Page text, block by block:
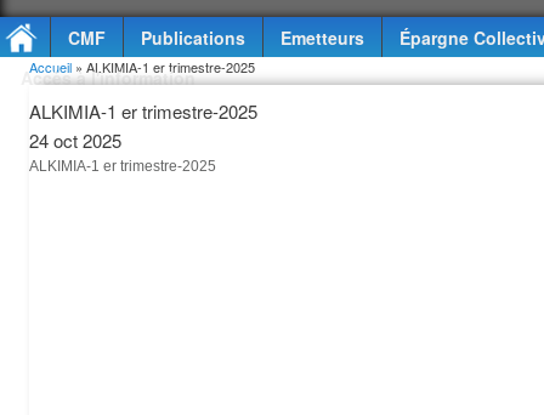
CMF Publications Emetteurs
Épargne
Accès à l'information
Vous êtes ici
Accueil » ALKIMIA-1 er trimestre-2025
ALKIMIA-1 er trimestre-2025
24 oct 2025
ALKIMIA-1 er trimestre-2025